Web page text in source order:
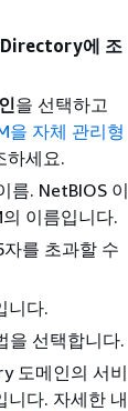
에 조
을 선택하고
을 자체 관리형
하세요.
름. NetBIOS 이
이름입니다.
를 초과할 수
니다.
을 선택합니다.
도메인의 서비
니다. 자세한 내